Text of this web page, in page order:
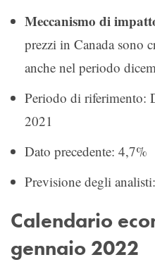
Meccanismo di
prezzi in Canada sono
anche nel periodo
Periodo di riferimento:
2021
Dato precedente: 4,7%
Previsione degli
Calendario
gennaio 2022